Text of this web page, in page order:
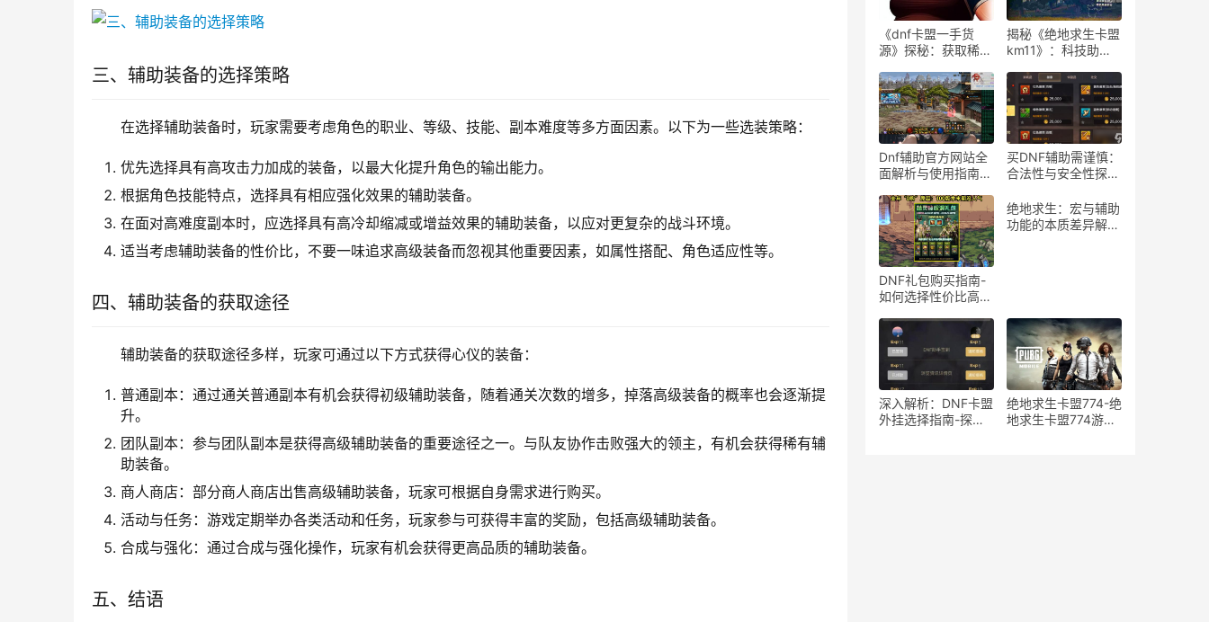
三、辅助装备的选择策略
在选择辅助装备时，玩家需要考虑角色的职业、等级、技能、副本难度等多方面因素。以下为一些选装策略：
优先选择具有高攻击力加成的装备，以最大化提升角色的输出能力。
根据角色技能特点，选择具有相应强化效果的辅助装备。
在面对高难度副本时，应选择具有高冷却缩减或增益效果的辅助装备，以应对更复杂的战斗环境。
适当考虑辅助装备的性价比，不要一味追求高级装备而忽视其他重要因素，如属性搭配、角色适应性等。
四、辅助装备的获取途径
辅助装备的获取途径多样，玩家可通过以下方式获得心仪的装备：
普通副本：通过通关普通副本有机会获得初级辅助装备，随着通关次数的增多，掉落高级装备的概率也会逐渐提
升。
团队副本：参与团队副本是获得高级辅助装备的重要途径之一。与队友协作击败强大的领主，有机会获得稀有辅
助装备。
商人商店：部分商人商店出售高级辅助装备，玩家可根据自身需求进行购买。
活动与任务：游戏定期举办各类活动和任务，玩家参与可获得丰富的奖励，包括高级辅助装备。
合成与强化：通过合成与强化操作，玩家有机会获得更高品质的辅助装备。
五、结语
《dnf卡盟一手货
源》探秘：获取稀有
卡盟一手货源渠道解
析与购买指南
揭秘《绝地求生卡盟
km11》：科技助力
《绝地求生卡盟
km11》深入解析：
辅助工具对游戏平衡
性的影响
Dnf辅助官方网站全
面解析与使用指南-
站功能与使用技巧
买DNF辅助需谨慎：
合法性与安全性探
助工具的合法性与潜
在风险分析
DNF礼包购买指南-
如何选择性价比高的
绝地求生：宏与辅助
功能的本质差异解
深入解析：DNF卡盟
外挂选择指南-探索
绝地求生卡盟774-绝
地求生卡盟774游戏